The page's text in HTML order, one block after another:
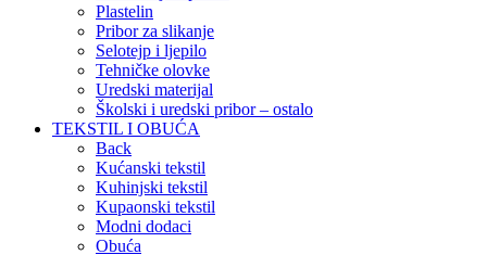
Plastelin
Pribor za slikanje
Selotejp i ljepilo
Tehničke olovke
Uredski materijal
Školski i uredski pribor – ostalo
TEKSTIL I OBUĆA
Back
Kućanski tekstil
Kuhinjski tekstil
Kupaonski tekstil
Modni dodaci
Obuća